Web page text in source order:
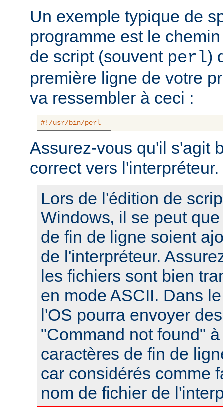
Un exemple typique de
programme est le
de script (souvent perl)
première ligne de votre
va ressembler à ceci :
#!/usr/bin/perl
Assurez-vous qu'il s'agit
correct vers l'interpréteur.
Lors de l'édition de
Windows, il se peut
de fin de ligne soient
de l'interpréteur.
les fichiers sont bien
en mode ASCII. Dans
l'OS pourra envoyer
"Command not found"
caractères de fin de
car considérés comme
nom de fichier de